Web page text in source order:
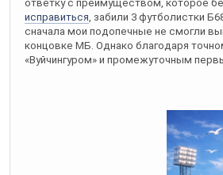
ответку с преимуществом, которое
исправиться, забили 3 футболистки
сначала мои подопечные не смогли
концовке МБ. Однако благодаря
«Вуйчингуром» и промежуточным